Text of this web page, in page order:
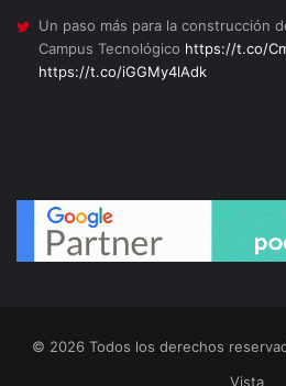
Un paso más para la construcción
Campus Tecnológico https://t.co/
https://t.co/iGGMy4lAdk
© 2026 Todos los derechos
Vista